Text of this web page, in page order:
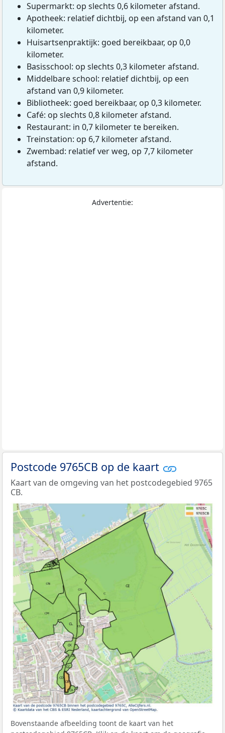
Supermarkt: op slechts 0,6 kilometer afstand.
Apotheek: relatief dichtbij, op een afstand van 0,1
kilometer.
Huisartsenpraktijk: goed bereikbaar, op 0,0
kilometer.
Basisschool: op slechts 0,3 kilometer afstand.
Middelbare school: relatief dichtbij, op een
afstand van 0,9 kilometer.
Bibliotheek: goed bereikbaar, op 0,3 kilometer.
Café: op slechts 0,8 kilometer afstand.
Restaurant: in 0,7 kilometer te bereiken.
Treinstation: op 6,7 kilometer afstand.
Zwembad: relatief ver weg, op 7,7 kilometer
afstand.
Advertentie:
Postcode 9765CB op de kaart
Kaart van de omgeving van het postcodegebied 9765
CB.
Bovenstaande afbeelding toont de kaart van het